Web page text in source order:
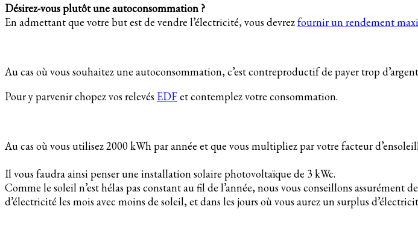
Désirez-vous plutôt une autoconsommation ?
En admettant que votre but est de vendre l’électricité, vous devrezfournir un rendement
Au cas où vous souhaitez une autoconsommation, c’est contreproductif de payer trop
Pour y parvenir chopez vos relevés EDFet contemplez votre consommation.
Au cas où vous utilisez 2000 kWh par année et que vous multipliez par votre facteur
Il vous faudra ainsi penser une installation solaire photovoltaïque de 3 kWc.
Comme le soleil n’est hélas pas constant au fil de l’année, nous vous conseillons
d’électricité les mois avec moins de soleil, et dans les jours où vous aurez un surplus